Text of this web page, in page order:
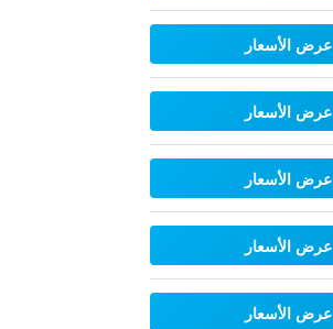
عرض الأسعار
عرض الأسعار
عرض الأسعار
عرض الأسعار
عرض الأسعار